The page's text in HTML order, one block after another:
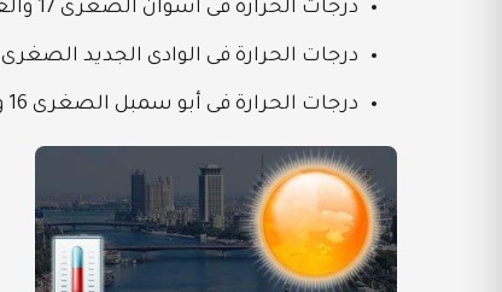
درجات الحرارة فى أسوان الصغرى 17 والعظمى 31
درجات الحرارة فى الوادى الجديد الصغرى 14 والعظمى 29
درجات الحرارة فى أبو سمبل الصغرى 16 والعظمى 31